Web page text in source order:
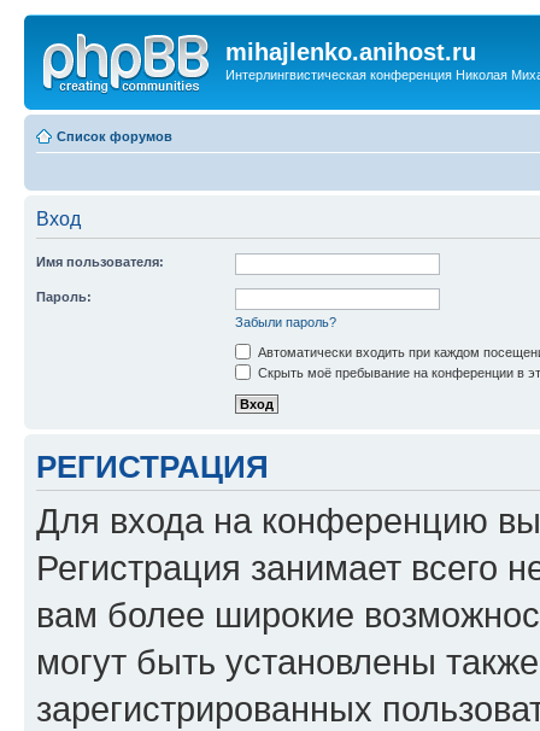
mihajlenko.anihost.ru
Интерлингвистическая конференция Николая
Список форумов
Вход
Имя пользователя:
Пароль:
Забыли пароль?
Автоматически входить при каждом
Скрыть моё пребывание на конференции в
РЕГИСТРАЦИЯ
Для входа на конференцию
Регистрация занимает всего
вам более широкие
могут быть установлены
зарегистрированных